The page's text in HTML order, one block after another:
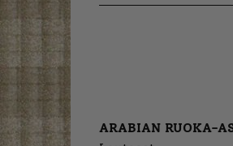
ARABIAN RUOKA-